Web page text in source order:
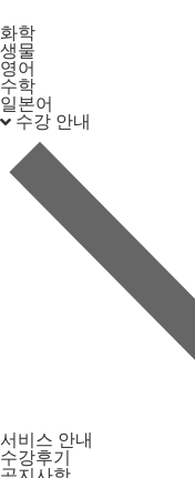
화학
생물
영어
수학
일본어
수강 안내
서비스 안내
수강후기